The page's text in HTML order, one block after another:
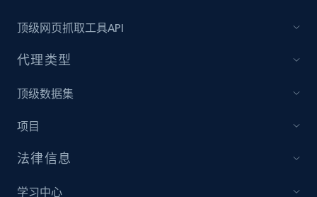
顶级网页抓取工具API
代理类型
顶级数据集
项目
法律信息
学习中心